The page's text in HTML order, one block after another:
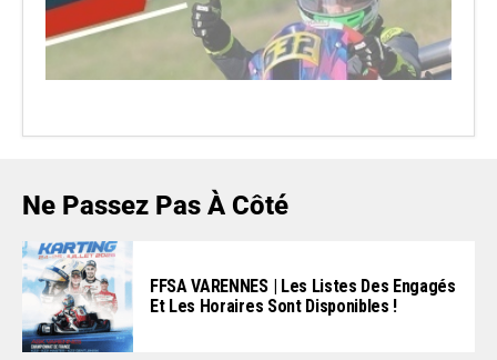
Ne Passez Pas À Côté
FFSA VARENNES | Les Listes Des Engagés
Et Les Horaires Sont Disponibles !